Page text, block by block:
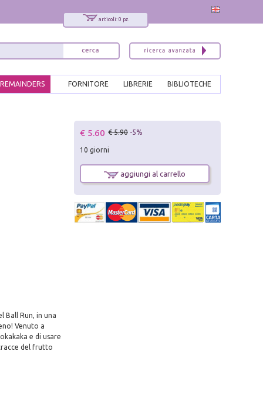
articoli: 0 pz.
BIBLIOTECHE
LIBRERIE
FORNITORE
REMAINDERS
Ball Run, in una
Venuto a
e di usare
del frutto
€ 5.60 € 5.90 -5%
10 giorni
aggiungi al carrello
x
Interessato ai nostri libri?
Sarai informato delle nostre novità, potrai
comunque cancellarti quando desideri.
modulo di iscrizione